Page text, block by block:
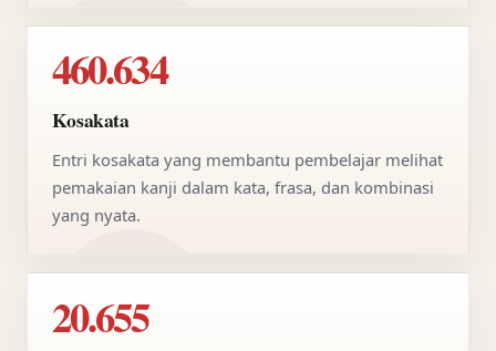
460.634
Kosakata
Entri kosakata yang membantu pembelajar melihat
pemakaian kanji dalam kata, frasa, dan kombinasi
yang nyata.
20.655